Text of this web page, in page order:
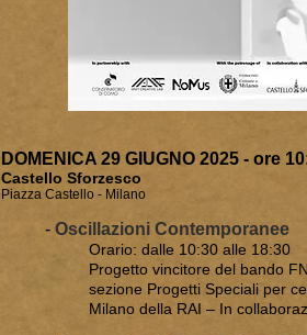
DOMENICA 29 GIUGNO 2025 - ore
Castello Sforzesco
Piazza Castello - Milano
- Oscillazioni Contemporanee
Orario: dalle 10:30 alle 18:30
Progetto vincitore del bando
sezione Progetti Speciali per
Milano della RAI – In